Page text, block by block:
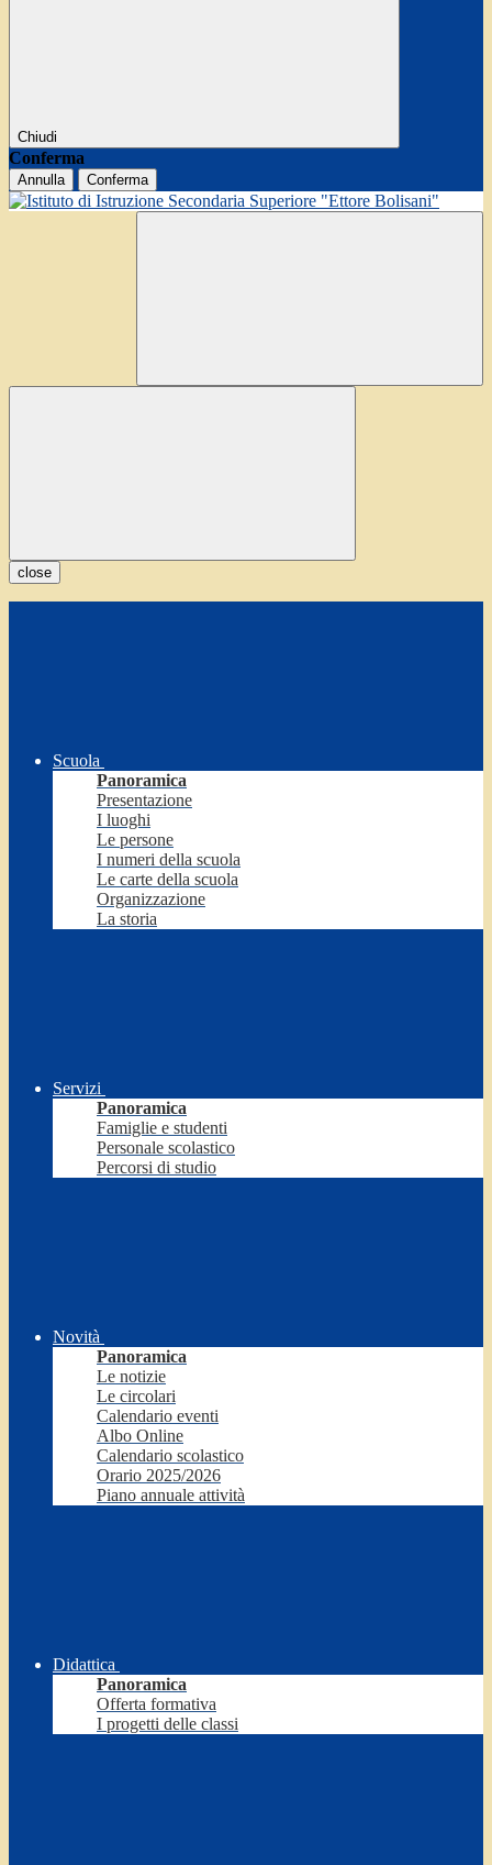
Chiudi
Conferma
Annulla Conferma
close
Scuola
Panoramica
Presentazione
I luoghi
Le persone
I numeri della scuola
Le carte della scuola
Organizzazione
La storia
Servizi
Panoramica
Famiglie e studenti
Personale scolastico
Percorsi di studio
Novità
Panoramica
Le notizie
Le circolari
Calendario eventi
Albo Online
Calendario scolastico
Orario 2025/2026
Piano annuale attività
Didattica
Panoramica
Offerta formativa
I progetti delle classi